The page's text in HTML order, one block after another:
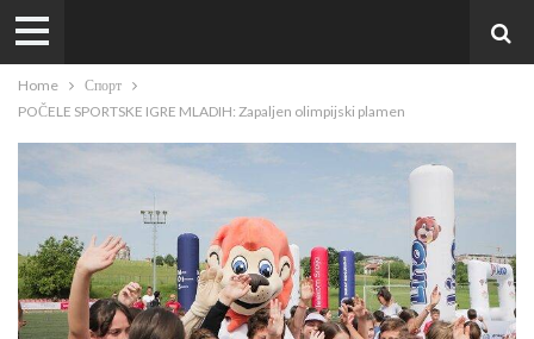
Home
Спорт
POČELE SPORTSKE IGRE MLADIH: Zapaljen olimpijski plamen